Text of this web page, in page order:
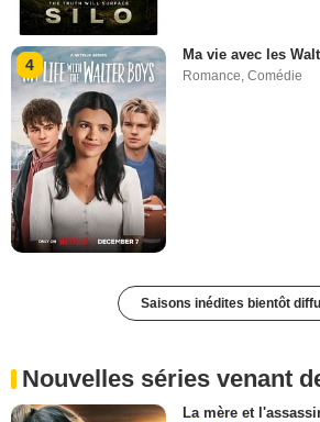
4
Ma vie avec les
Romance ,Comédie
Saisons inédites bientôt
Nouvelles séries venant
La mère et